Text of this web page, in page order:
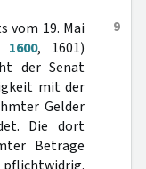
9
vom 19. Mai
1600, 1601)
der Senat
mit der
Gelder
Die dort
Beträge